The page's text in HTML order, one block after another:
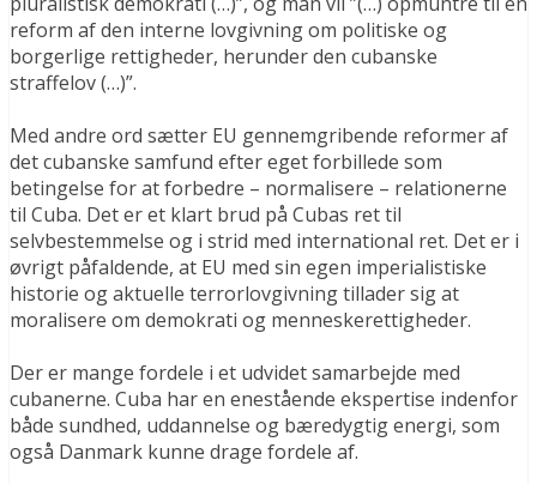
reform af den interne lovgivning om politiske og
borgerlige rettigheder, herunder den cubanske
straffelov (…)”.
Med andre ord sætter EU gennemgribende reformer af
det cubanske samfund efter eget forbillede som
betingelse for at forbedre – normalisere – relationerne
til Cuba. Det er et klart brud på Cubas ret til
selvbestemmelse og i strid med international ret. Det er i
øvrigt påfaldende, at EU med sin egen imperialistiske
historie og aktuelle terrorlovgivning tillader sig at
moralisere om demokrati og menneskerettigheder.
Der er mange fordele i et udvidet samarbejde med
cubanerne. Cuba har en enestående ekspertise indenfor
både sundhed, uddannelse og bæredygtig energi, som
også Danmark kunne drage fordele af.